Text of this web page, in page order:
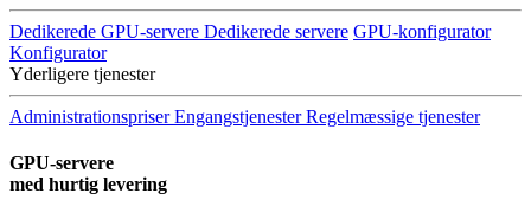
Dedikerede GPU-servere Dedikerede servere GPU-konfigurator
Konfigurator
Yderligere tjenester
Administrationspriser Engangstjenester Regelmæssige tjenester
GPU-servere
med hurtig levering